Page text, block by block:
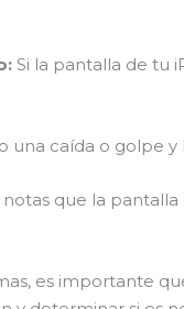
Si la pantalla de tu
una caída o golpe
notas que la
es importante